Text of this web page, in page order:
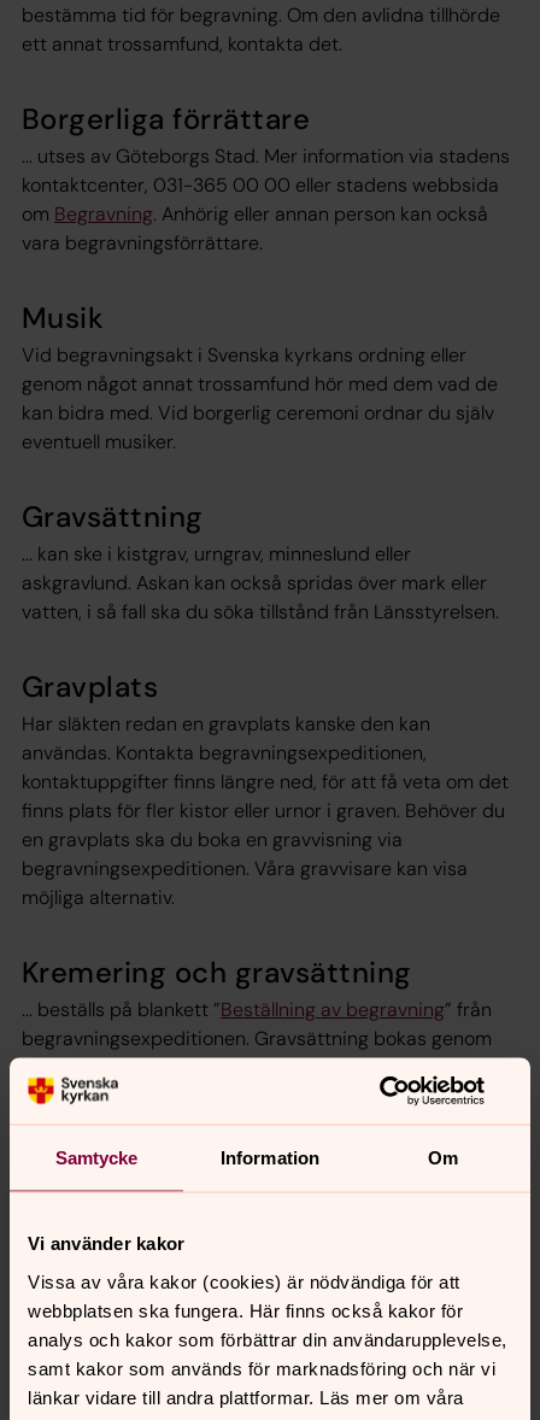
Samtycke Information Om
Vi använder kakor
Vissa av våra kakor (cookies) är nödvändiga för att
webbplatsen ska fungera. Här finns också kakor för
analys och kakor som förbättrar din användarupplevelse,
samt kakor som används för marknadsföring och när vi
länkar vidare till andra plattformar. Läs mer om våra
bestämma tid för begravning. Om den avlidna tillhörde
ett annat trossamfund, kontakta det.
Borgerliga förrättare
... utses av Göteborgs Stad. Mer information via stadens
kontaktcenter, 031-365 00 00 eller stadens webbsida
om Begravning. Anhörig eller annan person kan också
vara begravningsförrättare.
Musik
Vid begravningsakt i Svenska kyrkans ordning eller
genom något annat trossamfund hör med dem vad de
kan bidra med. Vid borgerlig ceremoni ordnar du själv
eventuell musiker.
Gravsättning
... kan ske i kistgrav, urngrav, minneslund eller
askgravlund. Askan kan också spridas över mark eller
vatten, i så fall ska du söka tillstånd från Länsstyrelsen.
Gravplats
Har släkten redan en gravplats kanske den kan
användas. Kontakta begravningsexpeditionen,
kontaktuppgifter finns längre ned, för att få veta om det
finns plats för fler kistor eller urnor i graven. Behöver du
en gravplats ska du boka en gravvisning via
begravningsexpeditionen. Våra gravvisare kan visa
möjliga alternativ.
Kremering och gravsättning
... beställs på blankett ”Beställning av begravning” från
begravningsexpeditionen. Gravsättning bokas genom
begravningsexpeditionen, tel 031-731 80 80. Endast den
som enligt gravregistret är gravrättsinnehavare, eller
närmast anhörig, kan beställa begravning.
Begravningssamfälligheten ordnar gravöppning och
Kista och urna
... ska vara av material som begravningssamfälligheten
godkänner. De kan köpas hos begravningsbyråer.
Föreskrifter hämtas/beställs från
begravningsexpeditionen. Om du vill tillverka kistan eller
urnan själv finns reglerna här:Kravspecifikation för